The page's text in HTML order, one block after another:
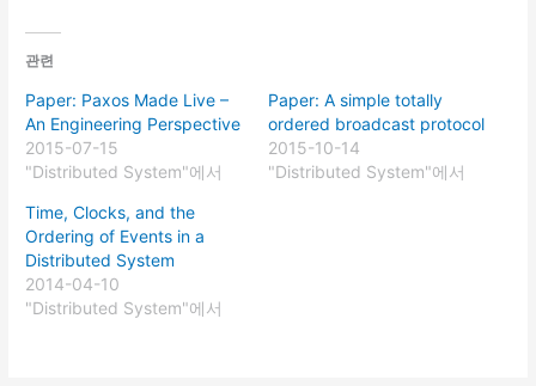
관련
Paper: Paxos Made Live –
An Engineering Perspective
2015-07-15
"Distributed System"에서
Paper: A simple totally
ordered broadcast protocol
2015-10-14
"Distributed System"에서
Time, Clocks, and the
Ordering of Events in a
Distributed System
2014-04-10
"Distributed System"에서